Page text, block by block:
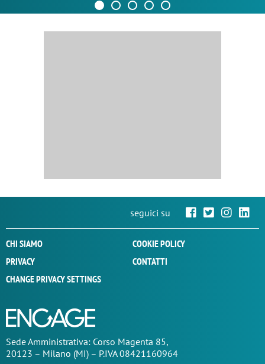
seguici su
CHI SIAMO
COOKIE POLICY
PRIVACY
CONTATTI
CHANGE PRIVACY SETTINGS
SedeAmministrativa: Corso Magenta 85,
20123 – Milano (MI) – P.IVA 08421160964